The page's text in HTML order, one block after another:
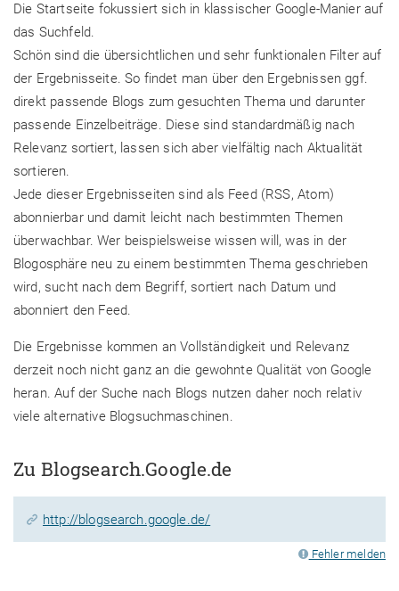
Die Startseite fokussiert sich in klassischer Google-Manier auf
das Suchfeld.
Schön sind die übersichtlichen und sehr funktionalen Filter auf
der Ergebnisseite. So findet man über den Ergebnissen ggf.
direkt passende Blogs zum gesuchten Thema und darunter
passende Einzelbeiträge. Diese sind standardmäßig nach
Relevanz sortiert, lassen sich aber vielfältig nach Aktualität
sortieren.
Jede dieser Ergebnisseiten sind als Feed (RSS, Atom)
abonnierbar und damit leicht nach bestimmten Themen
überwachbar. Wer beispielsweise wissen will, was in der
Blogosphäre neu zu einem bestimmten Thema geschrieben
wird, sucht nach dem Begriff, sortiert nach Datum und
abonniert den Feed.
Die Ergebnisse kommen an Vollständigkeit und Relevanz
derzeit noch nicht ganz an die gewohnte Qualität von Google
heran. Auf der Suche nach Blogs nutzen daher noch relativ
viele alternative Blogsuchmaschinen.
Zu Blogsearch.Google.de
http://blogsearch.google.de/
Fehler melden